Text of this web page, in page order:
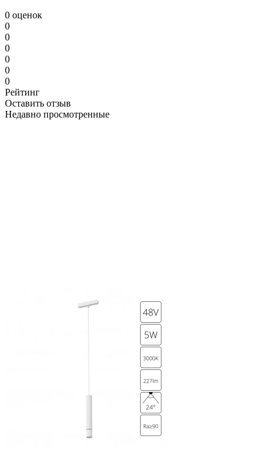
0 оценок
0
0
0
0
0
0
Рейтинг
Оставить отзыв
Недавно просмотренные